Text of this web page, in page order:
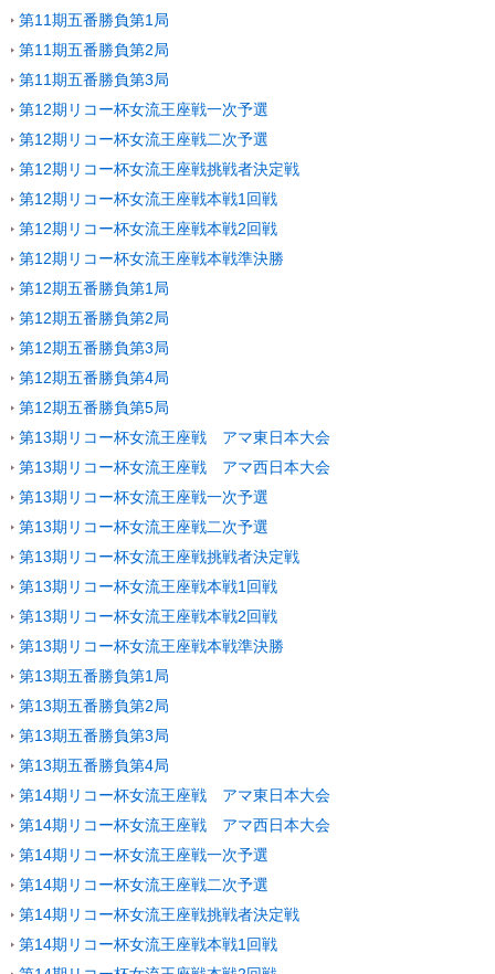
第11期五番勝負第1局
第11期五番勝負第2局
第11期五番勝負第3局
第12期リコー杯女流王座戦一次予選
第12期リコー杯女流王座戦二次予選
第12期リコー杯女流王座戦挑戦者決定戦
第12期リコー杯女流王座戦本戦1回戦
第12期リコー杯女流王座戦本戦2回戦
第12期リコー杯女流王座戦本戦準決勝
第12期五番勝負第1局
第12期五番勝負第2局
第12期五番勝負第3局
第12期五番勝負第4局
第12期五番勝負第5局
第13期リコー杯女流王座戦 アマ東日本大会
第13期リコー杯女流王座戦 アマ西日本大会
第13期リコー杯女流王座戦一次予選
第13期リコー杯女流王座戦二次予選
第13期リコー杯女流王座戦挑戦者決定戦
第13期リコー杯女流王座戦本戦1回戦
第13期リコー杯女流王座戦本戦2回戦
第13期リコー杯女流王座戦本戦準決勝
第13期五番勝負第1局
第13期五番勝負第2局
第13期五番勝負第3局
第13期五番勝負第4局
第14期リコー杯女流王座戦 アマ東日本大会
第14期リコー杯女流王座戦 アマ西日本大会
第14期リコー杯女流王座戦一次予選
第14期リコー杯女流王座戦二次予選
第14期リコー杯女流王座戦挑戦者決定戦
第14期リコー杯女流王座戦本戦1回戦